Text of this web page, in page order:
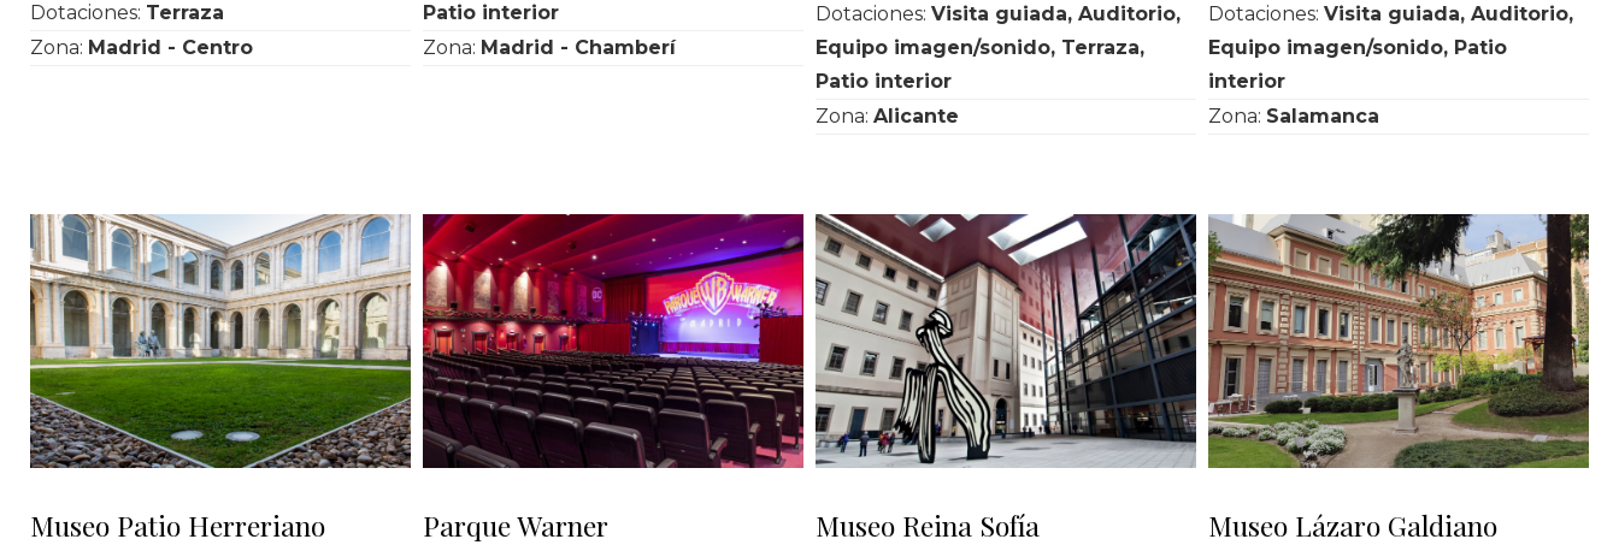
Dotaciones: Terraza
Zona: Madrid - Centro
Patio interior
Zona: Madrid - Chamberí
Dotaciones: Visita guiada, Auditorio,
Equipo imagen/sonido, Terraza,
Patio interior
Zona: Alicante
Dotaciones: Visita guiada, Auditorio,
Equipo imagen/sonido, Patio
interior
Zona: Salamanca
Museo Patio Herreriano Parque Warner Museo Reina Sofía Museo Lázaro Galdiano